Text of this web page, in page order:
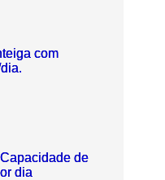
com
de
dia